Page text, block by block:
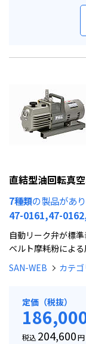
直結型油回転真
7種類の製品があ
47-0161,47-
自動リーク弁が標
ベルト摩耗粉による
SAN-WEB
カテ
定価（税抜）
税込 204,600